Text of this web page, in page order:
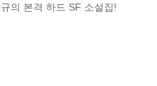
의 본격 하드 SF 소설집!